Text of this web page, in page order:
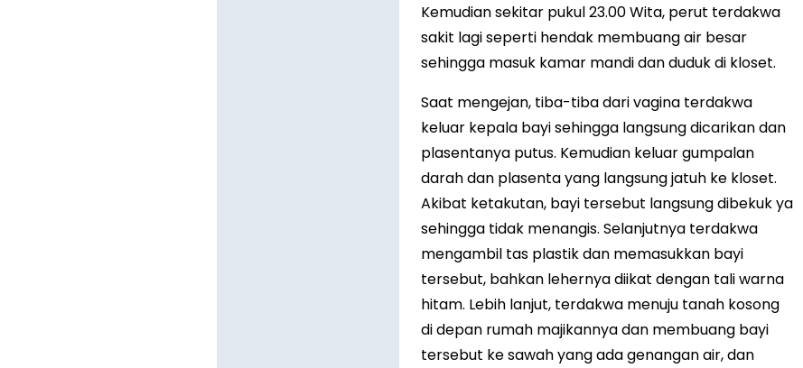
Kemudian sekitar pukul 23.00 Wita, perut terdakwa
sakit lagi seperti hendak membuang air besar
sehingga masuk kamar mandi dan duduk di kloset.
Saat mengejan, tiba-tiba dari vagina terdakwa
keluar kepala bayi sehingga langsung dicarikan dan
plasentanya putus. Kemudian keluar gumpalan
darah dan plasenta yang langsung jatuh ke kloset.
Akibat ketakutan, bayi tersebut langsung dibekuk ya
sehingga tidak menangis. Selanjutnya terdakwa
mengambil tas plastik dan memasukkan bayi
tersebut, bahkan lehernya diikat dengan tali warna
hitam. Lebih lanjut, terdakwa menuju tanah kosong
di depan rumah majikannya dan membuang bayi
tersebut ke sawah yang ada genangan air, dan